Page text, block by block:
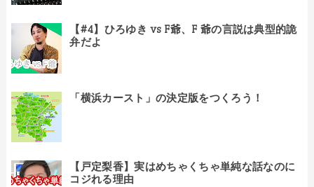
【#4】ひろゆき vs F爺、F 爺の言説は典型的詭
弁だよ
「横浜カースト」の決定版をつくろう！
【戸定梨香】実はめちゃくちゃ単純な話なのに
コジれる理由